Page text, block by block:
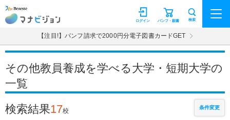
マナビジョン パンフ・願書
ログイン 検索
【注目!】パンフ請求で2000円分電子図書カードGET
その他教員養成を学べる大学・短期大学の
一覧
検索結果17校 条件変更